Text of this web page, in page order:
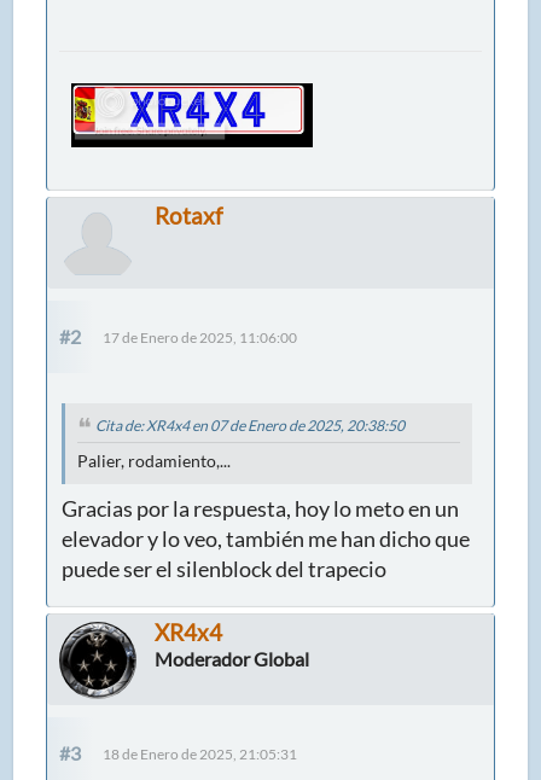
Rotaxf
#2 17 de Enero de 2025, 11:06:00
Cita de: XR4x4 en 07 de Enero de 2025, 20:38:50
Palier, rodamiento,...
Gracias por la respuesta, hoy lo meto en un
elevador y lo veo, también me han dicho que
puede ser el silenblock del trapecio
XR4x4
Moderador Global
#3 18 de Enero de 2025, 21:05:31